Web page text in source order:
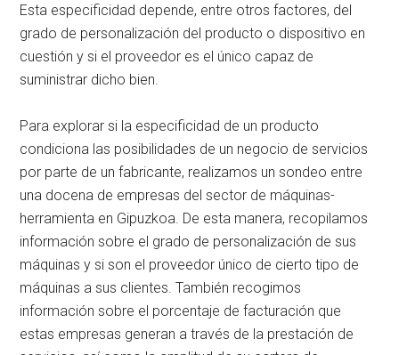
Esta especificidad depende, entre otros factores, del
grado de personalización del producto o dispositivo en
cuestión y si el proveedor es el único capaz de
suministrar dicho bien.
Para explorar si la especificidad de un producto
condiciona las posibilidades de un negocio de servicios
por parte de un fabricante, realizamos un sondeo entre
una docena de empresas del sector de máquinas-
herramienta en Gipuzkoa. De esta manera, recopilamos
información sobre el grado de personalización de sus
máquinas y si son el proveedor único de cierto tipo de
máquinas a sus clientes. También recogimos
información sobre el porcentaje de facturación que
estas empresas generan a través de la prestación de